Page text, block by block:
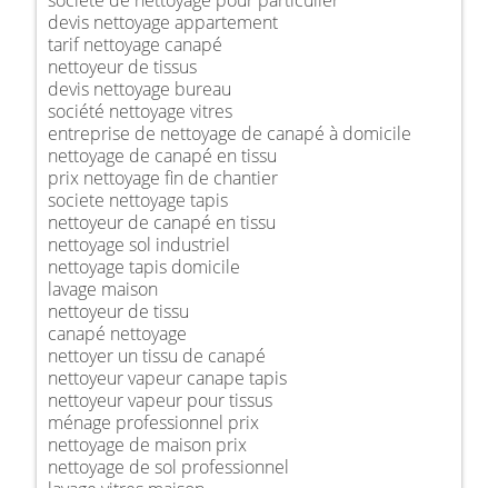
devis nettoyage appartement
tarif nettoyage canapé
nettoyeur de tissus
devis nettoyage bureau
société nettoyage vitres
entreprise de nettoyage de canapé à domicile
nettoyage de canapé en tissu
prix nettoyage fin de chantier
societe nettoyage tapis
nettoyeur de canapé en tissu
nettoyage sol industriel
nettoyage tapis domicile
lavage maison
nettoyeur de tissu
canapé nettoyage
nettoyer un tissu de canapé
nettoyeur vapeur canape tapis
nettoyeur vapeur pour tissus
ménage professionnel prix
nettoyage de maison prix
nettoyage de sol professionnel